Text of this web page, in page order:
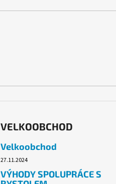
VELKOOBCHOD
Velkoobchod
27.11.2024
VÝHODY SPOLUPRÁCE S